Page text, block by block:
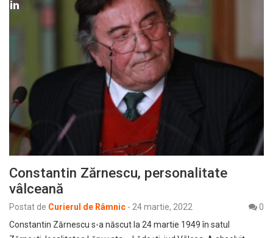
Constantin Zărnescu, personalitate
vâlceană
Postat de Curierul de Râmnic - 24 martie, 2022
0
Constantin Zărnescu s-a născut la 24 martie 1949 în satul